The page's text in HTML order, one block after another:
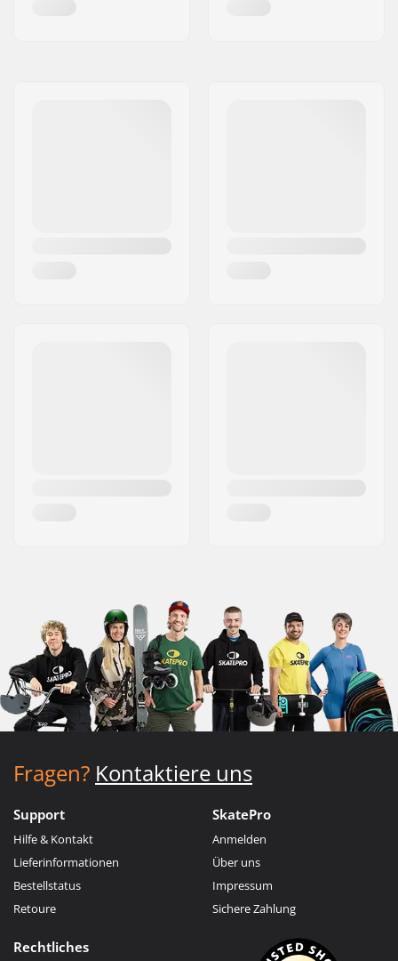
Fragen? Kontaktiere uns
Support
Hilfe & Kontakt
Lieferinformationen
Bestellstatus
Retoure
SkatePro
Anmelden
Über uns
Impressum
Sichere Zahlung
Rechtliches